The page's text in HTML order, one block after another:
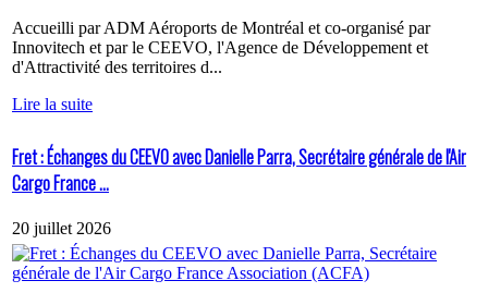
Accueilli par ADM Aéroports de Montréal et co-organisé par
Innovitech et par le CEEVO, l'Agence de Développement et
d'Attractivité des territoires d...
Lire la suite
Fret : Échanges du CEEVO avec Danielle Parra, Secrétaire générale de l'Air
Cargo France ...
20 juillet 2026